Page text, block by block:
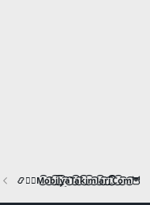
📿🧙‍♂️M͜͡o͜͡b͜͡i͜͡l͜͡y͜͡a͜͡T͜͡a͜͡k͜͡i͜͡m͜͡l͜͡a͜͡r͜͡i͜͡.͜͡C͜͡o͜͡m͜͡🦉